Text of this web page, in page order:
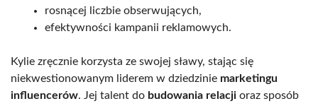
rosnącej liczbie obserwujących,
efektywności kampanii reklamowych.
Kylie zręcznie korzysta ze swojej sławy, stając się
niekwestionowanym liderem w dziedzinie marketingu
influencerów. Jej talent do budowania relacji oraz sposób